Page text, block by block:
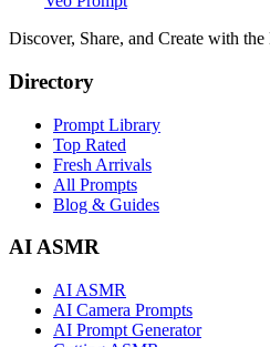
Discover, Share, and Create with
Directory
Prompt Library
Top Rated
Fresh Arrivals
All Prompts
Blog & Guides
AI ASMR
AI ASMR
AI Camera Prompts
AI Prompt Generator